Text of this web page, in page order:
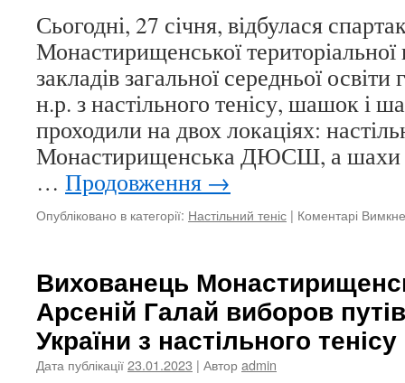
Сьогодні, 27 січня, відбулася
Монастирищенської територіальної
закладів загальної середньої
н.р. з настільного тенісу, шашок і
проходили на двох локаціях:
Монастирищенська ДЮСШ, а
… Продовження →
Опубліковано в категорії: Настільний теніс | Коментарі
Вихованець
Арсеній Галай виборов
України з настільного тенісу
Дата публікації23.01.2023 | Авторadmin